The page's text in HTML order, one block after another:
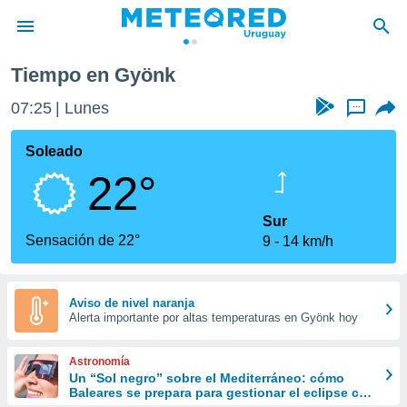
de
ha
calidad.
a este
las
y
forma
digital
basada
Tiempo en Gyönk
07:25 Lunes ...
Soleado
22°
Sensación de 22°
Sur
9
14 km/h
Aviso de nivel naranja
Alerta importante por altas temperaturas en Gyönk hoy
Astronomía
Un “Sol negro” sobre el Mediterráneo: cómo
Baleares se prepara para gestionar el eclipse con